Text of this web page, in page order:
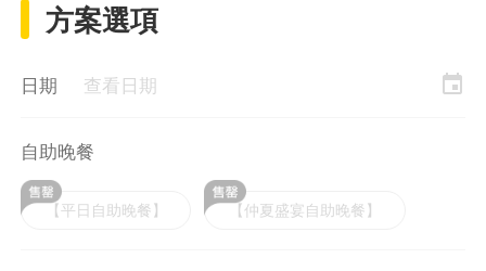
方案選項
日期 查看日期 event
自助晚餐
【平日自助晚餐】 【仲夏盛宴自助晚餐】